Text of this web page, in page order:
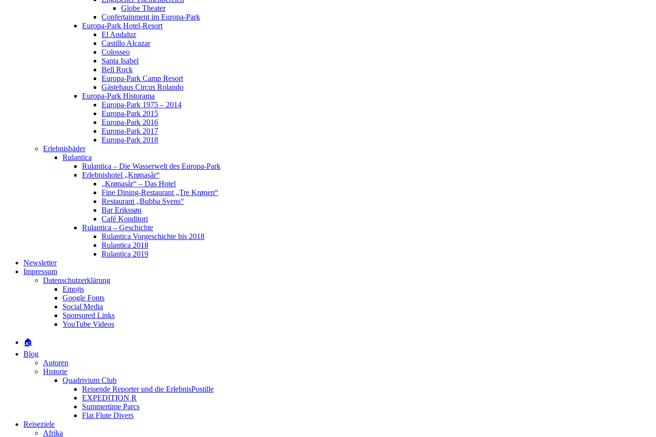
Globe Theater
Confertainment im Europa-Park
Europa-Park Hotel-Resort
El Andaluz
Castillo Alcazar
Colosseo
Santa Isabel
Bell Rock
Europa-Park Camp Resort
Gästehaus Circus Rolando
Europa-Park Historama
Europa-Park 1975 – 2014
Europa-Park 2015
Europa-Park 2016
Europa-Park 2017
Europa-Park 2018
Erlebnisbäder
Rulantica
Rulantica – Die Wasserwelt des Europa-Park
Erlebnishotel „Krønasår“
„Krønasår“ – Das Hotel
Fine Dining-Restaurant „Tre Krønen“
Restaurant „Bubba Svens“
Bar Erikssøn
Café Konditori
Rulantica – Geschichte
Rulantica Vorgeschichte bis 2018
Rulantica 2018
Rulantica 2019
Newsletter
Impressum
Datenschutzerklärung
Emojis
Google Fonts
Social Media
Sponsored Links
YouTube Videos
🏠
Blog
Autoren
Historie
Quadrivium Club
Reisende Reporter und die ErlebnisPostille
EXPEDITION R
Summertime Parcs
Flat Flute Divers
Reiseziele
Afrika